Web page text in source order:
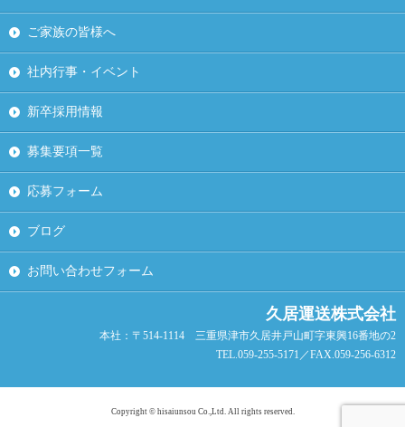
ご家族の皆様へ
社内行事・イベント
新卒採用情報
募集要項一覧
応募フォーム
ブログ
お問い合わせフォーム
久居運送株式会社
本社：〒514-1114 三重県津市久居井戸山町字東興16番地の2
TEL.059-255-5171／FAX.059-256-6312
Copyright © hisaiunsou Co.,Ltd. All rights reserved.